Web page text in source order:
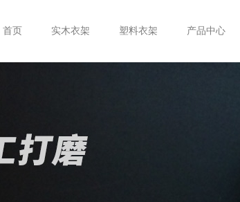
首页 实木衣架 塑料衣架 产品中心